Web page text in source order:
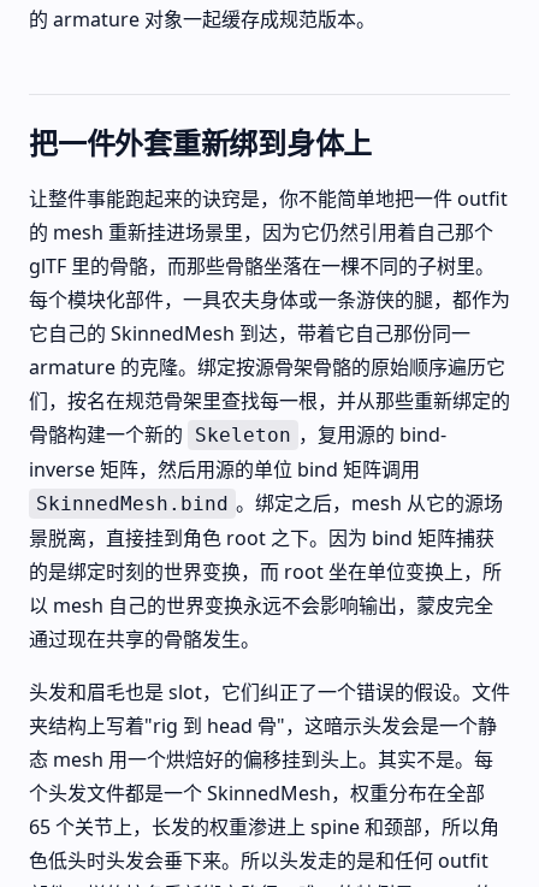
的 armature 对象一起缓存成规范版本。
把一件外套重新绑到身体上
让整件事能跑起来的诀窍是，你不能简单地把一件 outfit
的 mesh 重新挂进场景里，因为它仍然引用着自己那个
glTF 里的骨骼，而那些骨骼坐落在一棵不同的子树里。
每个模块化部件，一具农夫身体或一条游侠的腿，都作为
它自己的 SkinnedMesh 到达，带着它自己那份同一
armature 的克隆。绑定按源骨架骨骼的原始顺序遍历它
们，按名在规范骨架里查找每一根，并从那些重新绑定的
骨骼构建一个新的
Skeleton ，复用源的 bind-
inverse 矩阵，然后用源的单位 bind 矩阵调用
SkinnedMesh.bind 。绑定之后，mesh 从它的源场
景脱离，直接挂到角色 root 之下。因为 bind 矩阵捕获
的是绑定时刻的世界变换，而 root 坐在单位变换上，所
以 mesh 自己的世界变换永远不会影响输出，蒙皮完全
通过现在共享的骨骼发生。
头发和眉毛也是 slot，它们纠正了一个错误的假设。文件
夹结构上写着"rig 到 head 骨"，这暗示头发会是一个静
态 mesh 用一个烘焙好的偏移挂到头上。其实不是。每
个头发文件都是一个 SkinnedMesh，权重分布在全部
65 个关节上，长发的权重渗进上 spine 和颈部，所以角
色低头时头发会垂下来。所以头发走的是和任何 outfit